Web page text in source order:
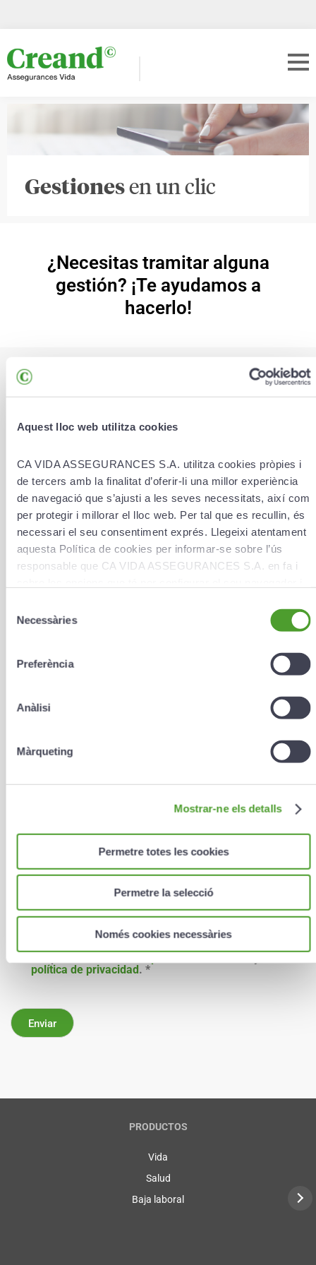
Aquest lloc web utilitza cookies
CA VIDA ASSEGURANCES S.A. utilitza cookies pròpies i
de tercers amb la finalitat d’oferir-li una millor experiència
de navegació que s’ajusti a les seves necessitats, així com
per protegir i millorar el lloc web. Per tal que es recullin, és
necessari el seu consentiment exprés. Llegeixi atentament
aquesta Política de cookies per informar-se sobre l’ús
responsable que CA VIDA ASSEGURANCES S.A. en fa i
Necessàries
Preferència
Anàlisi
Màrqueting
Mostrar-ne els detalls
Permetre totes les cookies
Permetre la selecció
Només cookies necessàries
Gestionesen un clic
¿Necesitas tramitar alguna
gestión? ¡Te ayudamos a
hacerlo!
* Las casillas marcadas con un asterisco son obligatorias.
¿Qué gestión quieres efectuar?*
Adjunta hasta 3 archivos (Máx. 20 MB)
Nombre*
Apellidos*
Teléfono (ej. 00376000000)
política de privacidad .*
PRODUCTOS
Vida
Salud
Baja laboral